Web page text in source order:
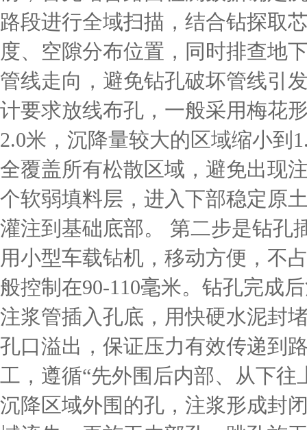
路段进行全域扫描，结合钻探取
度、空隙分布位置，同时排查地
管线走向，避免钻孔破坏管线引
计要求放线布孔，一般采用梅花
2.0米，沉降量较大的区域缩小到
全覆盖所有松散区域，避免出现
个软弱填料层，进入下部稳定原
灌注到基础底部。 第二步是钻孔
用小型车载钻机，移动方便，不
般控制在90-110毫米。钻孔完成
注浆管插入孔底，用快硬水泥封
孔口溢出，保证压力有效传递到
工，遵循“先外围后内部、从下
沉降区域外围的孔，注浆形成封